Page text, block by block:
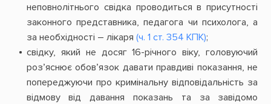
неповнолітнього свідка проводиться в присутності
законного представника, педагога чи психолога, а
за необхідності – лікаря (ч. 1 ст. 354 КПК);
свідку, який не досяг 16-річного віку, головуючий
роз’яснює обов’язок давати правдиві показання, не
попереджуючи про кримінальну відповідальність за
відмову від давання показань та за завідомо